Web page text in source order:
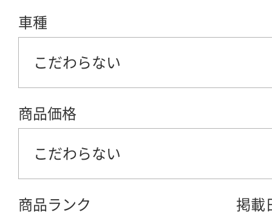
車種
こだわらない
商品価格
こだわらない
商品ランク 掲載